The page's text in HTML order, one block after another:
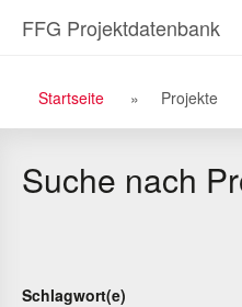
den
InhaltFFG Projektdatenbank
Breadcrumb
Navigation
Startseite Projekte
Suche nach
Schlagwort(e)